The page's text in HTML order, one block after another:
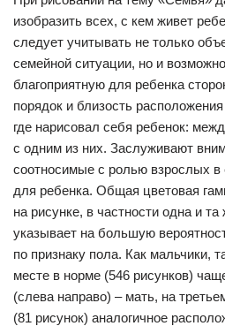
изобразить всех, с кем живет
следует учитывать не только
семейной ситуации, но и
благоприятную для ребенка
порядок и близость
где нарисовал себя ребенок:
с одним из них. Заслуживают
соотносимые с ролью взрослых в
для ребенка. Общая цветовая
на рисунке, в частности одна и
указывает на большую
по признаку пола. Как мальчики,
месте в норме (546 рисунков)
(слева направо) – мать, на
(81 рисунок) аналогичное